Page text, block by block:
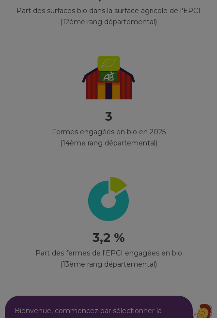
Part des surfaces bio dans la surface agricole de l'EPCI
(12ème rang départemental)
3
Fermes engagées en bio en 2025
(14ème rang départemental)
3,2 %
Part des fermes de l'EPCI engagées en bio
(13ème rang départemental)
Bienvenue, commencez par sélectionner la